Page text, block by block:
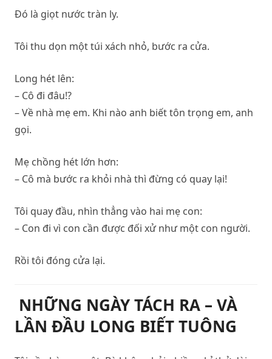
Đó là giọt nước tràn ly.
Tôi thu dọn một túi xách nhỏ, bước ra cửa.
Long hét lên:
– Cô đi đâu!?
– Về nhà mẹ em. Khi nào anh biết tôn trọng em, anh
gọi.
Mẹ chồng hét lớn hơn:
– Cô mà bước ra khỏi nhà thì đừng có quay lại!
Tôi quay đầu, nhìn thẳng vào hai mẹ con:
– Con đi vì con cần được đối xử như một con người.
Rồi tôi đóng cửa lại.
NHỮNG NGÀY TÁCH RA – VÀ
LẦN ĐẦU LONG BIẾT TUÔNG